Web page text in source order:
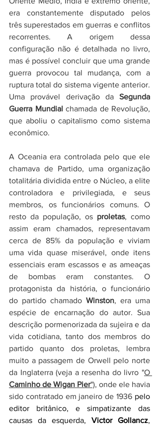
era constantemente disputado pelos
três superestados em guerras e conflitos
recorrentes. A origem dessa
configuração não é detalhada no livro,
mas é possível concluir que uma grande
guerra provocou tal mudança, com a
ruptura total do sistema vigente anterior.
Uma provável derivação da Segunda
Guerra Mundial chamada de Revolução,
que aboliu o capitalismo como sistema
econômico.
A Oceania era controlada pelo que ele
chamava de Partido, uma organização
totalitária dividida entre o Núcleo, a elite
controladora e privilegiada, e seus
membros, os funcionários comuns. O
resto da população, os proletas, como
assim eram chamados, representavam
cerca de 85% da população e viviam
uma vida quase miserável, onde itens
essenciais eram escassos e as ameaças
de bombas eram constantes. O
protagonista da história, o funcionário
do partido chamado Winston, era uma
espécie de encarnação do autor. Sua
descrição pormenorizada da sujeira e da
vida cotidiana, tanto dos membros do
partido quanto dos proletas, lembra
muito a passagem de Orwell pelo norte
da Inglaterra (veja a resenha do livro "
Caminho de Wigan Pier"), onde ele havia
sido contratado em janeiro de 1936 pelo
editor britânico, e simpatizante das
causas da esquerda, Victor Gollancz,